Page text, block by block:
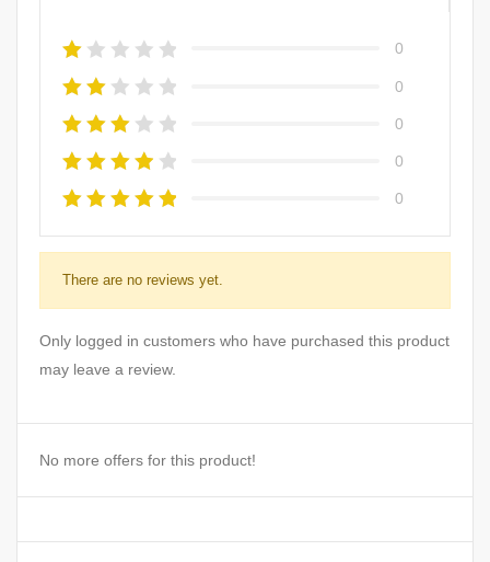
0
0
0
0
0
There are no reviews yet.
Only logged in customers who have purchased this product
may leave a review.
No more offers for this product!